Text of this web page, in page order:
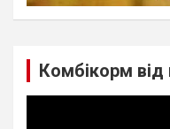
Комбікорм від